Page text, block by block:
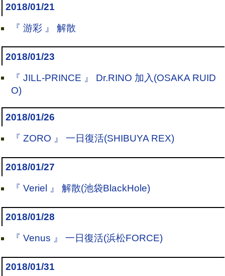
2018/01/21
『 游彩 』 解散
2018/01/23
『 JILL-PRINCE 』 Dr.RINO 加入(OSAKA RUID
O)
2018/01/26
『 ZORO 』 一日復活(SHIBUYA REX)
2018/01/27
『 Veriel 』 解散(池袋BlackHole)
2018/01/28
『 Venus 』 一日復活(浜松FORCE)
2018/01/31